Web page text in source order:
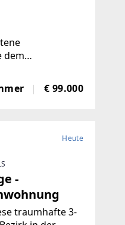
dem
Altbaus und
€ 99.000
Heute
-
traumhafte 3-